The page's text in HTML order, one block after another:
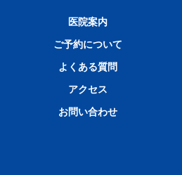
医院案内
ご予約について
よくある質問
アクセス
お問い合わせ